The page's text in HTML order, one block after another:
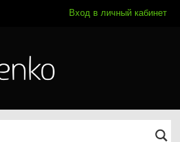
Вход в личный кабинет